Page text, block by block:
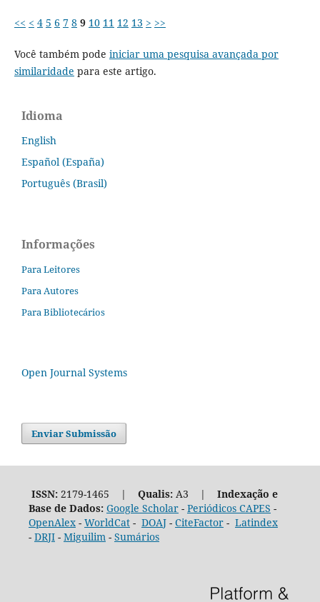
<< < 4 5 6 7 8 9 10 11 12 13 > >>
Você também pode iniciar uma pesquisa avançada por
similaridade para este artigo.
Idioma
English
Español (España)
Português (Brasil)
Informações
Para Leitores
Para Autores
Para Bibliotecários
Open Journal Systems
Enviar Submissão
ISSN:2179-1465 | Qualis:A3 | Indexação e
Base de Dados: Google Scholar- Periódicos CAPES -
OpenAlex- WorldCat- DOAJ- CiteFactor- Latindex
- DRJI- Miguilim - Sumários